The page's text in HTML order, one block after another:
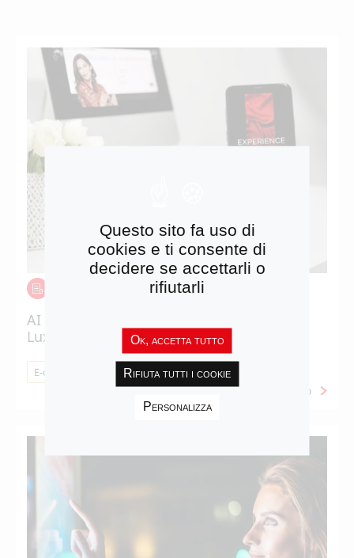
AI and product pages: 6 solutions for the
Luxury sector
E-commerce
Maggiori info
Questo sito fa uso di
cookies e ti consente di
decidere se accettarli o
rifiutarli
Ok, accetta tutto
Rifiuta tutti i cookie
Personalizza